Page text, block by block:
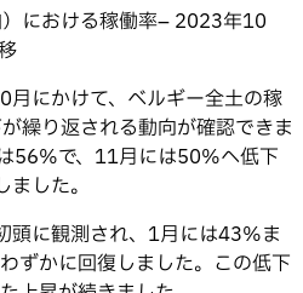
における稼働率– 2023年10
にかけて、ベルギー全土の稼
繰り返される動向が確認できま
56%で、11月には50%へ低下
した。
頭に観測され、1月には43%ま
ずかに回復しました。この低下